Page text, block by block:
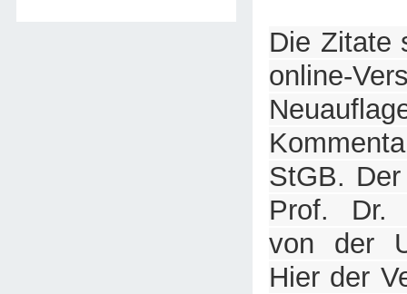
Die Zitate
StGB.
Prof. Dr.
von der
Hier der